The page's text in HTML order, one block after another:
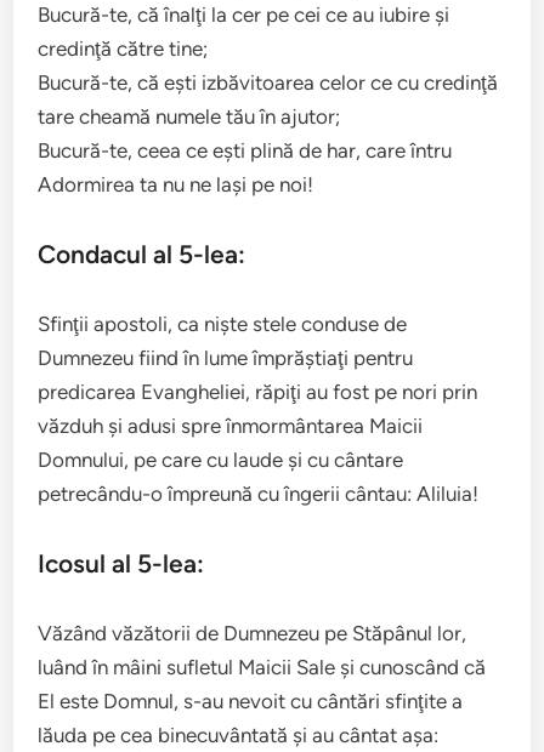
Bucură-te, că înalţi la cer pe cei ce au iubire şi
credinţă către tine;
Bucură-te, că eşti izbăvitoarea celor ce cu credinţă
tare cheamă numele tău în ajutor;
Bucură-te, ceea ce eşti plină de har, care întru
Adormirea ta nu ne laşi pe noi!
Condacul al 5-lea:
Sfinţii apostoli, ca nişte stele conduse de
Dumnezeu fiind în lume împrăştiaţi pentru
predicarea Evangheliei, răpiţi au fost pe nori prin
văzduh şi adusi spre înmormântarea Maicii
Domnului, pe care cu laude şi cu cântare
petrecându-o împreună cu îngerii cântau: Aliluia!
Icosul al 5-lea:
Văzând văzătorii de Dumnezeu pe Stăpânul lor,
luând în mâini sufletul Maicii Sale şi cunoscând că
El este Domnul, s-au nevoit cu cântări sfinţite a
lăuda pe cea binecuvântată şi au cântat aşa: